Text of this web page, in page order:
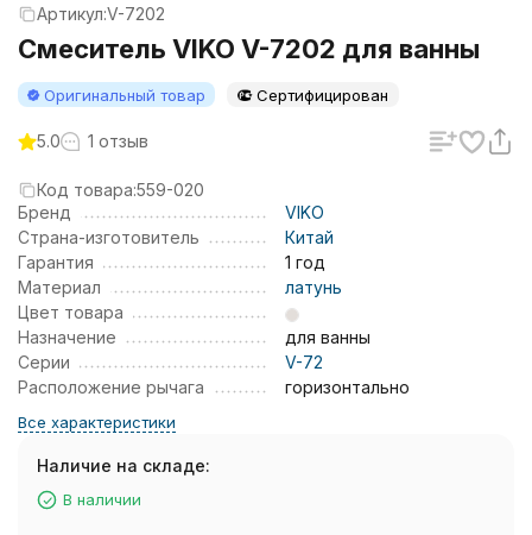
Артикул:V-7202
Смеситель VIKO V-7202 для ванны
Оригинальный товар Сертифицирован
5.0 1 отзыв
Код товара:559-020
Бренд
VIKO
Страна-изготовитель
Китай
Гарантия
1 год
Материал
латунь
Цвет товара
Назначение
для ванны
Серии
V-72
Расположение рычага
горизонтально
Все характеристики
Наличие на складе:
В наличии